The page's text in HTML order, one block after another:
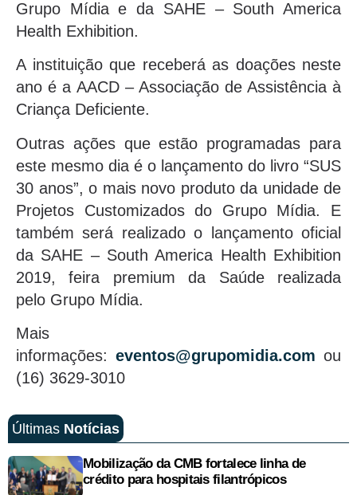
Grupo Mídia e da SAHE – South America
Health Exhibition.
A instituição que receberá as doações neste
ano é a AACD – Associação de Assistência à
Criança Deficiente.
Outras ações que estão programadas para
este mesmo dia é o lançamento do livro “SUS
30 anos”, o mais novo produto da unidade de
Projetos Customizados do Grupo Mídia. E
também será realizado o lançamento oficial
da SAHE – South America Health Exhibition
2019, feira premium da Saúde realizada
pelo Grupo Mídia.
Mais
informações: eventos@grupomidia.com ou
(16) 3629-3010
Últimas Notícias
Mobilização da CMB fortalece linha de
crédito para hospitais filantrópicos